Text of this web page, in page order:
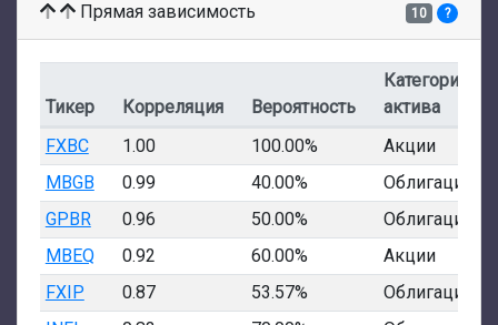
Прямая зависимость 10 ?
Тикер Корреляция Вероятность
Категория
актива
FXBC
1.00 100.00%
Акции
MBGB
0.99 40.00%
Облигации
GPBR
0.96 50.00%
Облигации
MBEQ
0.92 60.00%
Акции
FXIP
0.87 53.57%
Облигации